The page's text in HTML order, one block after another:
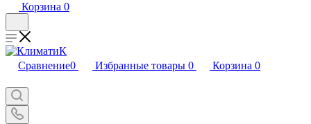
Корзина 0
Сравнение0 Избранные товары 0 Корзина 0